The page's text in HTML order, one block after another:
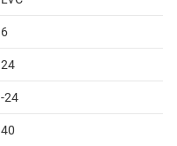
6
24
-24
40